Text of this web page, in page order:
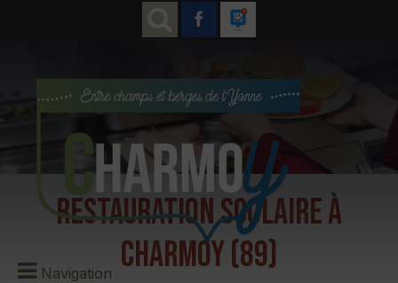
Navigation
Restauration scolaire à
Charmoy (89)